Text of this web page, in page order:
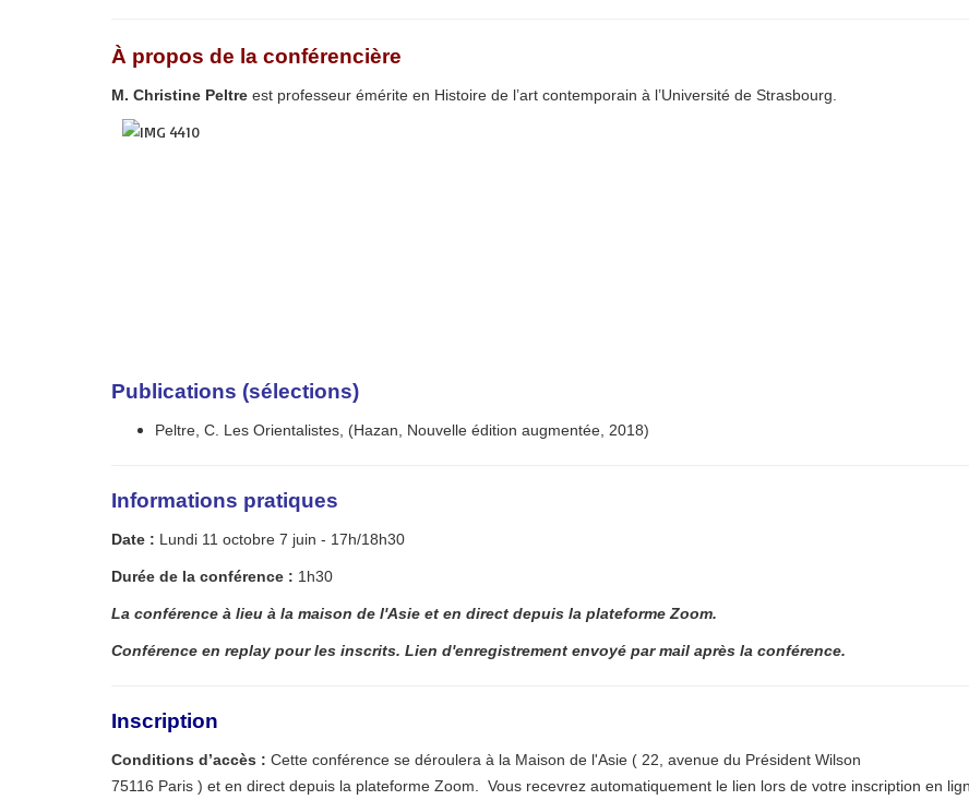
À propos de la conférencière
M. Christine Peltre est professeur émérite en Histoire de l’art contemporain à l’Université de Strasbourg.
Publications (sélections)
Peltre, C. Les Orientalistes, (Hazan, Nouvelle édition augmentée, 2018)
Informations pratiques
Date : Lundi 11 octobre 7 juin - 17h/18h30
Durée de la conférence : 1h30
La conférence à lieu à la maison de l'Asie et en direct depuis la plateforme Zoom.
Conférence en replay pour les inscrits. Lien d'enregistrement envoyé par mail après la conférence.
Inscription
Conditions d’accès : Cette conférence se déroulera à la Maison de l'Asie ( 22, avenue du Président Wilson
75116 Paris ) et en direct depuis la plateforme Zoom. Vous recevrez automatiquement le lien lors de votre inscription en